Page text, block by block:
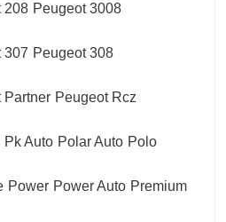
208 Peugeot 3008
307 Peugeot 308
Partner Peugeot Rcz
Pk Auto Polar Auto Polo
Power Power Auto Premium